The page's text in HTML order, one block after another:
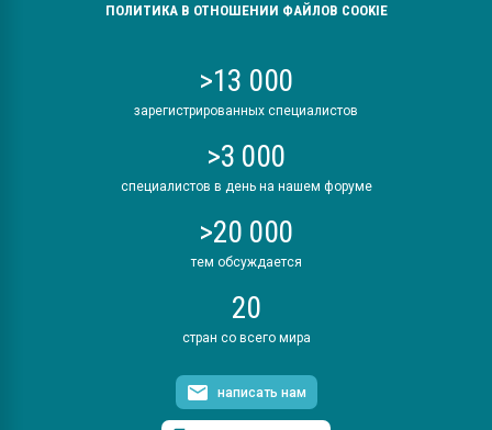
ПОЛИТИКА В ОТНОШЕНИИ ФАЙЛОВ COOKIE
>13 000
зарегистрированных специалистов
>3 000
специалистов в день на нашем форуме
>20 000
тем обсуждается
20
стран со всего мира
написать нам